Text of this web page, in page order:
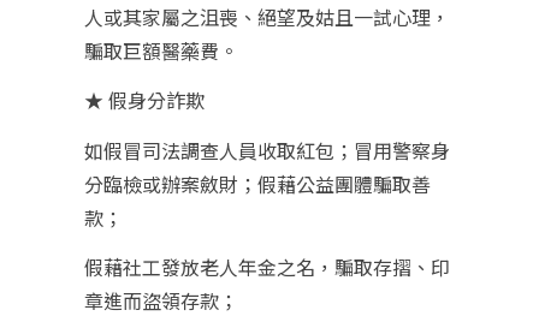
人或其家屬之沮喪、絕望及姑且一試心理，
騙取巨額醫藥費。
★ 假身分詐欺
如假冒司法調查人員收取紅包；冒用警察身
分臨檢或辦案斂財；假藉公益團體騙取善
款；
假藉社工發放老人年金之名，騙取存摺、印
章進而盜領存款；